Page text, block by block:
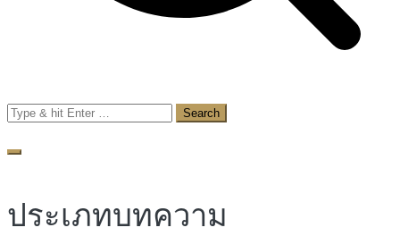
Search
for:
ประเภทบทความ